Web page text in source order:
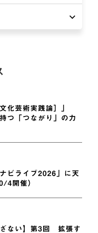
化芸術実践論］」
つ「つながり」の力
ビライブ2026」に天
4開催）
ざない】第3回 拡張す